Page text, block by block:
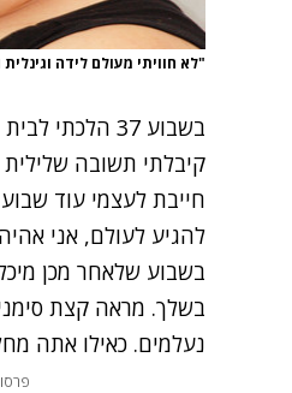
"לא חוויתי מעולם לידה
בשבוע 37
קיבלתי תשובה
חייבת לעצמי עוד
להגיע לעולם, אני
בשלך. מראה קצת
נעלמים. כאילו אתה